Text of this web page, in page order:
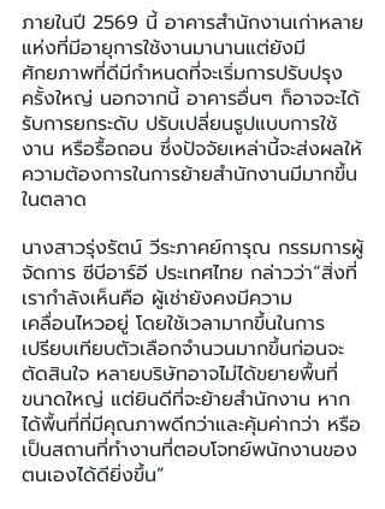
ภายในปี 2569 นี้ อาคารสำนักงานเก่าหลาย
แห่งที่มีอายุการใช้งานมานานแต่ยังมี
ศักยภาพที่ดีมีกำหนดที่จะเริ่มการปรับปรุง
ครั้งใหญ่ นอกจากนี้ อาคารอื่นๆ ก็อาจจะได้
รับการยกระดับ ปรับเปลี่ยนรูปแบบการใช้
งาน หรือรื้อถอน ซึ่งปัจจัยเหล่านี้จะส่งผลให้
ความต้องการในการย้ายสำนักงานมีมากขึ้น
ในตลาด
นางสาวรุ่งรัตน์ วีระภาคย์การุณ กรรมการผู้
จัดการ ซีบีอาร์อี ประเทศไทย กล่าวว่า“สิ่งที่
เรากำลังเห็นคือ ผู้เช่ายังคงมีความ
เคลื่อนไหวอยู่ โดยใช้เวลามากขึ้นในการ
เปรียบเทียบตัวเลือกจำนวนมากขึ้นก่อนจะ
ตัดสินใจ หลายบริษัทอาจไม่ได้ขยายพื้นที่
ขนาดใหญ่ แต่ยินดีที่จะย้ายสำนักงาน หาก
ได้พื้นที่ที่มีคุณภาพดีกว่าและคุ้มค่ากว่า หรือ
เป็นสถานที่ทำงานที่ตอบโจทย์พนักงานของ
ตนเองได้ดียิ่งขึ้น”